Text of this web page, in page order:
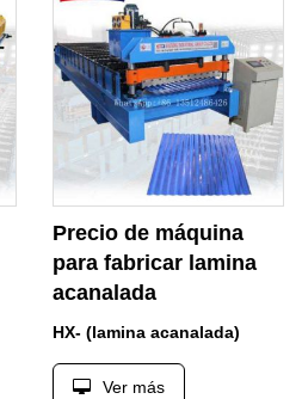
Precio de máquina
para fabricar lamina
acanalada
HX- (lamina acanalada)
Ver más